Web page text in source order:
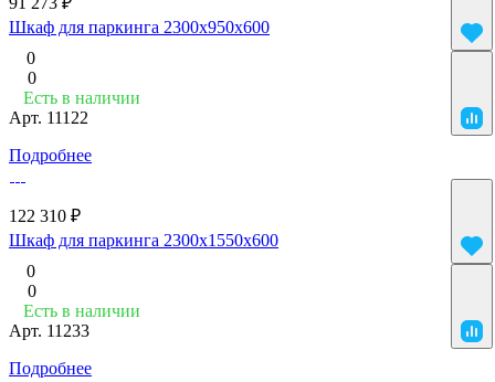
Шкаф для паркинга 2300x950x600
0
0
Есть в наличии
Арт. 11122
Подробнее
122 310 ₽
Шкаф для паркинга 2300x1550x600
0
0
Есть в наличии
Арт. 11233
Подробнее